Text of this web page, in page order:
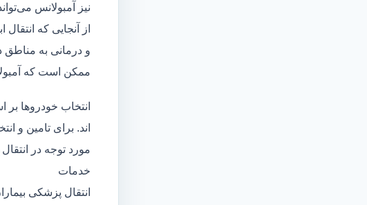
نیز آمبولانس
از آنجایی که
و درمانی به مناطق
ممکن است که
انتخاب خودروها
اند. برای تامین و
مورد توجه در
خدمات
انتقال پزشکی